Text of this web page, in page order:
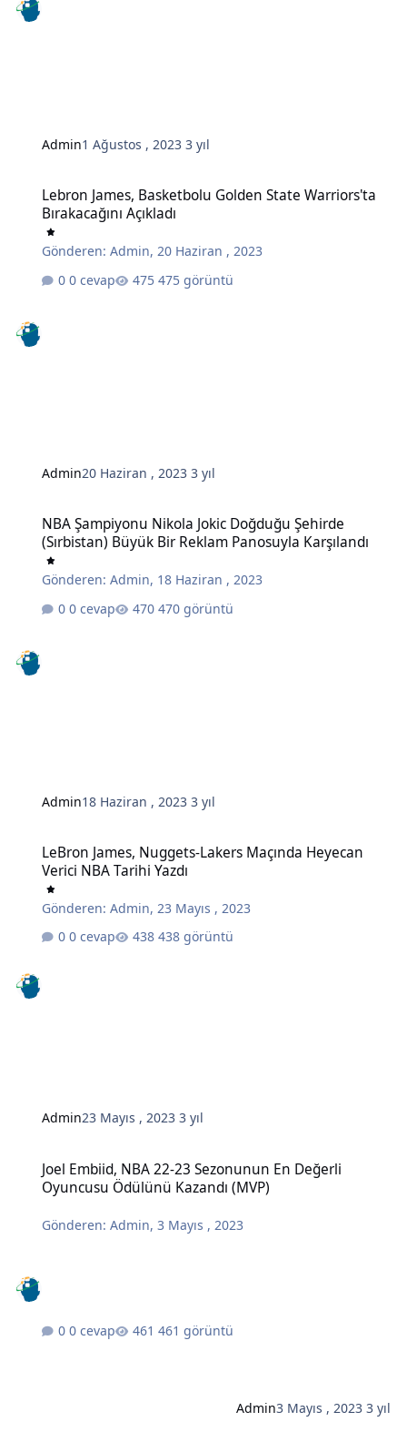
Admin1 Ağustos , 20233 yıl
Lebron James, Basketbolu Golden State Warriors'ta
Bırakacağını Açıkladı
Gönderen:Admin,20 Haziran , 2023
0 cevap
475 görüntü
Admin20 Haziran , 20233 yıl
NBA Şampiyonu Nikola Jokic Doğduğu Şehirde
(Sırbistan) Büyük Bir Reklam Panosuyla Karşılandı
Gönderen:Admin, 18 Haziran , 2023
0 cevap
470 görüntü
Admin18 Haziran , 20233 yıl
LeBron James, Nuggets-Lakers Maçında Heyecan
Verici NBA Tarihi Yazdı
Gönderen:Admin,23 Mayıs , 2023
0 cevap
438 görüntü
Admin23 Mayıs , 20233 yıl
Joel Embiid, NBA 22-23 Sezonunun En Değerli
Oyuncusu Ödülünü Kazandı (MVP)
Gönderen:Admin,3 Mayıs , 2023
0 cevap 461 görüntü
Admin3 Mayıs , 2023 3 yıl